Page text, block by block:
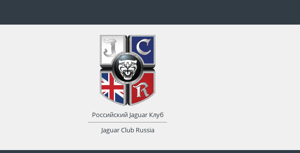
Российский Jaguar Клуб
Jaguar Club Russia